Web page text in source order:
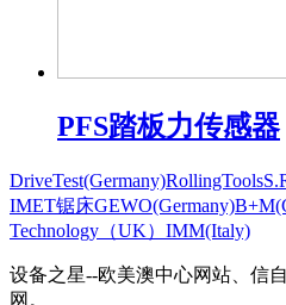
PFS踏板力传感器
DriveTest(Germany)
IMET锯床GEWO(Germany)
Technology（UK） IMM(Italy)
设备之星--欧美澳中心网站、信
网。